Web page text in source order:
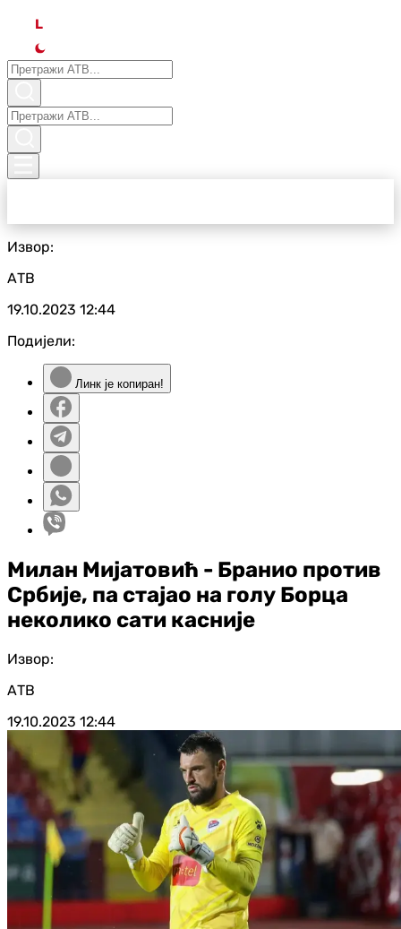
L
Извор:
АТВ
19.10.2023 12:44
Подијели:
Линк је копиран!
Милан Мијатовић - Бранио против
Србије, па стајао на голу Борца
неколико сати касније
Извор:
АТВ
19.10.2023 12:44